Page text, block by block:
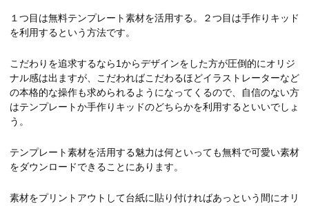
１つ目は無料テンプレート素材を活用する。２つ目は手作りキッド
を利用するという方法です。
こだわりを追求するなら1からデザインをした方が圧倒的にオリジ
ナル感は出ますが、こだわればこだわるほどイラストレーターなど
の本格的な操作も求められるようになってくるので、自信のない方
はテンプレートか手作りキッドのどちらかを利用するといいでしょ
う。
テンプレート素材を活用する魅力は何といっても無料で可愛い素材
をダウンロードできることにあります。
素材をプリントアウトして台紙に貼り付ければあっという間にオリ